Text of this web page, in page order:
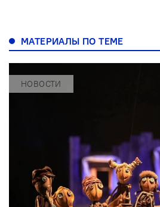
МАТЕРИАЛЫ ПО ТЕМЕ
НОВОСТИ